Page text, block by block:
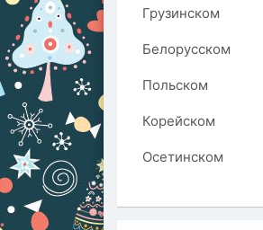
Грузинском
Белорусском
Польском
Корейском
Осетинском